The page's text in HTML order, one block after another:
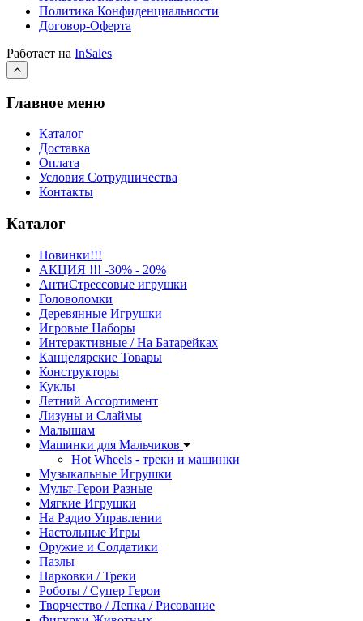
Политика Конфиденциальности
Договор-Оферта
Работает на InSales
Главное меню
Каталог
Доставка
Оплата
Условия Сотрудничества
Контакты
Каталог
Новинки!!!
АКЦИЯ !!! -30% - 20%
АнтиСтрессовые игрушки
Головоломки
Деревянные Игрушки
Игровые Наборы
Интерактивные / На Батарейках
Канцелярские Товары
Конструкторы
Куклы
Летний Ассортимент
Лизуны и Слаймы
Малышам
Машинки для Мальчиков
Hot Wheels - треки и машинки
Музыкальные Игрушки
Мульт-Герои Разные
Мягкие Игрушки
На Радио Управлении
Настольные Игры
Оружие и Солдатики
Пазлы
Парковки / Треки
Роботы / Супер Герои
Творчество / Лепка / Рисование